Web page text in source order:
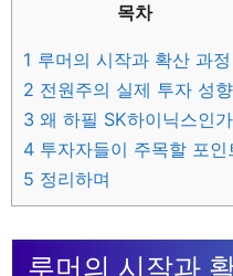
목차
1 루머의 시작과 확산 과정
2 전원주의 실제 투자 성향
3 왜 하필 SK하이닉스인가
4 투자자들이 주목할 포인
5 정리하며
루머의 시작과